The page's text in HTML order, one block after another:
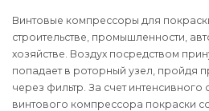
Винтовые компрессоры для
строительстве, промышленности,
хозяйстве. Воздух посредством
попадает в роторный узел, пройдя
через фильтр. За счет
винтового компрессора покраски